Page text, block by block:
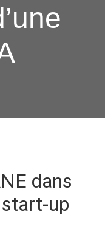
dans
start-up